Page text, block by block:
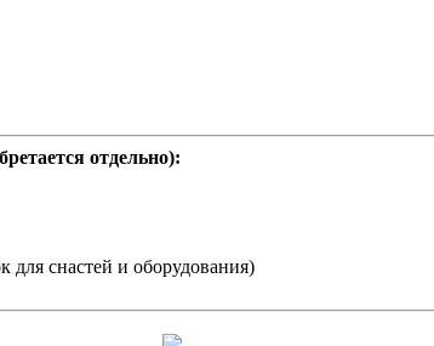
отдельно):
снастей и оборудования)